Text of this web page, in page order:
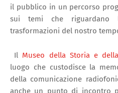
il pubblico in un percorso
sui temi che riguardano
trasformazioni del nostro
Il Museo della Storia e
luogo che custodisce la
della comunicazione
anche un punto di incontro